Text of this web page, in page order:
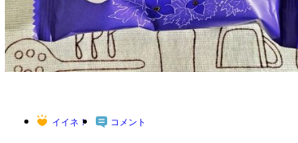
イイネ！ コメント